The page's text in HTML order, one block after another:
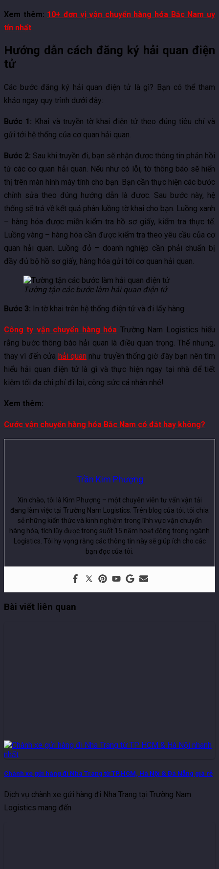
Xem thêm: 10+ đơn vị vận chuyển hàng hóa Bắc Nam uy
tín nhất
Hướng dẫn cách đăng ký hải quan điện
tử
Các bước đăng ký hải quan điện tử là gì? Bạn có thể tham
khảo ngay quy trình dưới đây:
Bước 1: Khai và truyền tờ khai điện tử theo đúng tiêu chí và
gửi tới hệ thống của cơ quan hải quan.
Bước 2: Sau khi truyền đi, bạn sẽ nhận được thông tin phản hồi
từ các cơ quan hải quan. Nếu như có lỗi, tờ thông báo sẽ hiển
thị trên màn hình máy tính cho bạn. Bạn cần thực hiện các bước
chỉnh sửa theo đúng hướng dẫn là được. Sau bước này, hệ
thống sẽ trả về kết quả phân luồng tờ khai cho bạn. Luồng xanh
– hàng hóa được miễn kiểm tra hồ sơ giấy, kiểm tra thực tế.
Luồng vàng – hàng hóa cần được kiểm tra theo yêu cầu của cơ
quan hải quan. Luồng đỏ – doanh nghiệp cần phải chuẩn bị
đầy đủ bộ hồ sơ giấy, hàng hóa gửi tới cơ quan hải quan.
Tường tận các bước làm hải quan điện tử
Bước 3: In tờ khai trên hệ thống điện tử và đi lấy hàng
Công ty vận chuyển hàng hóa Trường Nam Logistics hiểu
rằng bước thông báo hải quan là điều quan trọng. Thế nhưng,
thay vì đến cửa hải quannhư truyền thống giờ đây bạn nên tìm
hiểu hải quan điện tử là gì và thực hiện ngay tại nhà để tiết
kiệm tối đa chi phí đi lại, công sức cá nhân nhé!
Xem thêm:
Cước vận chuyển hàng hóa Bắc Nam có đắt hay không?
Trần Kim Phượng
Xin chào, tôi là Kim Phượng – một chuyên viên tư vấn vận tải
đang làm việc tại Trường Nam Logistics. Trên blog của tôi, tôi chia
sẻ những kiến thức và kinh nghiệm trong lĩnh vực vận chuyển
hàng hóa, tích lũy được trong suốt 15 năm hoạt động trong ngành
Logistics. Tôi hy vọng rằng các thông tin này sẽ giúp ích cho các
bạn đọc của tôi.
Bài viết liên quan
Chành xe gửi hàng đi Nha Trang từ TP.HCM, Hà Nội & Đà Nẵng giá rẻ
Dịch vụ chành xe gửi hàng đi Nha Trang tại Trường Nam
Logistics mang đến